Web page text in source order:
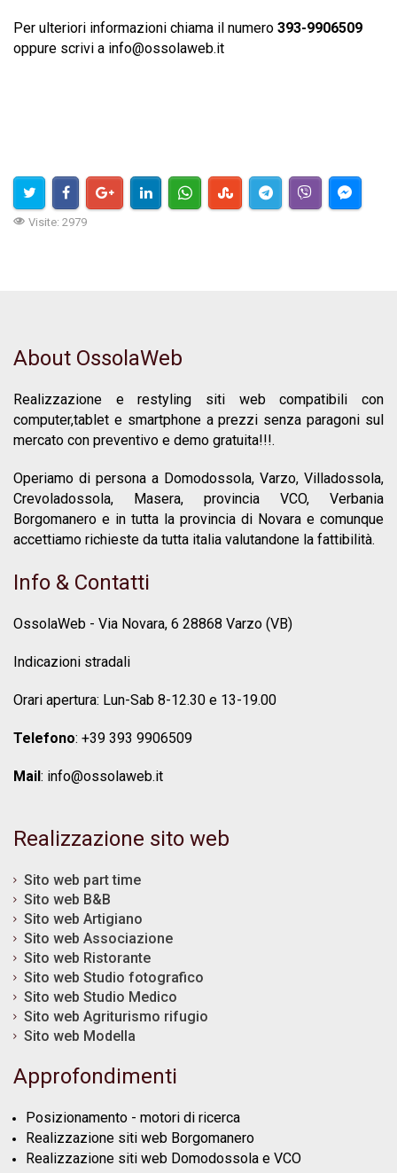
Per ulteriori informazioni chiama il numero 393-9906509
oppure scrivi a info@ossolaweb.it
Visite: 2979
About OssolaWeb
Realizzazione e restyling siti web compatibili con
computer,tablet e smartphone a prezzi senza paragoni sul
mercato con preventivo e demo gratuita!!!.
Operiamo di persona a Domodossola, Varzo, Villadossola,
Crevoladossola, Masera, provincia VCO, Verbania
Borgomanero e in tutta la provincia di Novara e comunque
accettiamo richieste da tutta italia valutandone la fattibilità.
Info & Contatti
OssolaWeb - Via Novara, 6 28868 Varzo (VB)
Indicazioni stradali
Orari apertura: Lun-Sab 8-12.30 e 13-19.00
Telefono: +39 393 9906509
Mail : info@ossolaweb.it
Realizzazione sito web
Sito web part time
Sito web B&B
Sito web Artigiano
Sito web Associazione
Sito web Ristorante
Sito web Studio fotografico
Sito web Studio Medico
Sito web Agriturismo rifugio
Sito web Modella
Approfondimenti
Posizionamento - motori di ricerca
Realizzazione siti web Borgomanero
Realizzazione siti web Domodossola e VCO